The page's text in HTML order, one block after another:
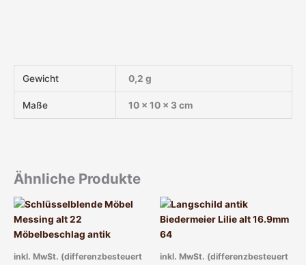
Gewicht 0,2 g
Maße 10 × 10 × 3 cm
Ähnliche Produkte
inkl. MwSt. (differenzbesteuert
inkl. MwSt. (differenzbesteuert